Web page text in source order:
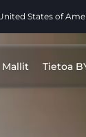
States of
Mallit Tietoa